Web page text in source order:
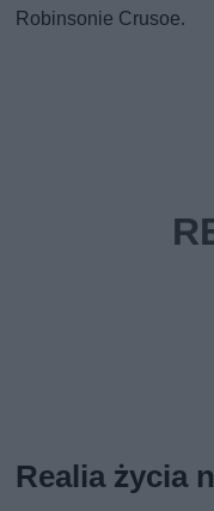
Robinsonie Crusoe.
Realia życia